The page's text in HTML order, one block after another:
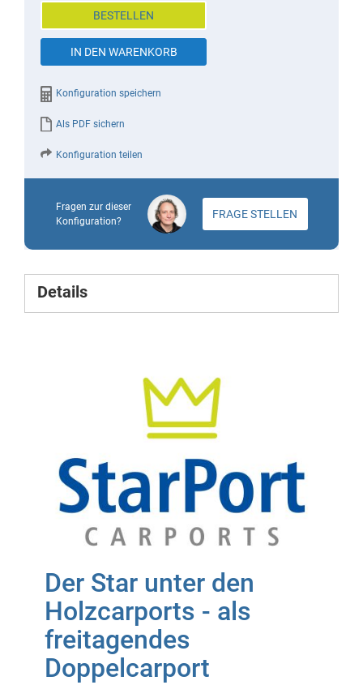
images
IN DEN WARENKORB
BESTELLEN
Konfiguration speichern
Als PDF sichern
Konfiguration teilen
Fragen zur dieser
Konfiguration?
FRAGE STELLEN
Details
Der Star unter den
Holzcarports - als
freitagendes
Doppelcarport